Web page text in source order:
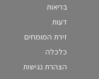
בריאות
דעות
זירת המומחים
כלכלה
הצהרת נגישות